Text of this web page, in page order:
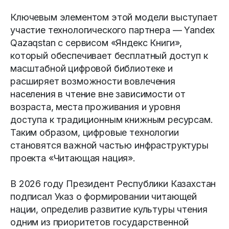
Ключевым элементом этой модели выступает
участие технологического партнера — Yandex
Qazaqstan с сервисом «Яндекс Книги»,
который обеспечивает бесплатный доступ к
масштабной цифровой библиотеке и
расширяет возможности вовлечения
населения в чтение вне зависимости от
возраста, места проживания и уровня
доступа к традиционным книжным ресурсам.
Таким образом, цифровые технологии
становятся важной частью инфраструктуры
проекта «Читающая нация».
В 2026 году Президент Республики Казахстан
подписал Указ о формировании читающей
нации, определив развитие культуры чтения
одним из приоритетов государственной